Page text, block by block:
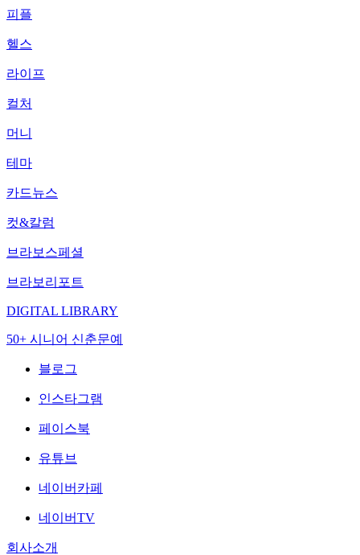
피플
헬스
라이프
컬처
머니
테마
카드뉴스
컷&칼럼
브라보스페셜
브라보리포트
DIGITAL LIBRARY
50+ 시니어 신춘문예
블로그
인스타그램
페이스북
유튜브
네이버카페
네이버TV
회사소개